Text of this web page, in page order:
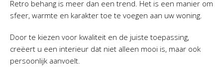
Retro behang is meer dan een trend. Het is een manier om
sfeer, warmte en karakter toe te voegen aan uw woning.
Door te kiezen voor kwaliteit en de juiste toepassing,
creëert u een interieur dat niet alleen mooi is, maar ook
persoonlijk aanvoelt.